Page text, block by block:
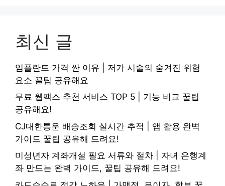
최신 글
임플란트 가격 싼 이유 | 저가 시술의 숨겨진 위험
요소 꿀팁 공유해요
무료 웹팩스 추천 서비스 TOP 5 | 기능 비교 꿀팁
공유해요!
CJ대한통운 배송조회 실시간 추적 | 앱 활용 완벽
가이드 꿀팁 공유해 드려요!
미성년자 계좌개설 필요 서류와 절차 | 자녀 은행계
좌 만드는 완벽 가이드, 꿀팁 공유해 드려요!